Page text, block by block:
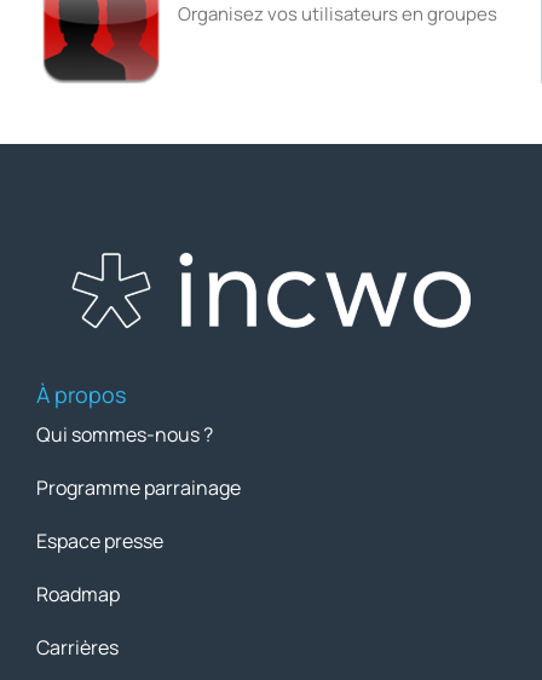
Organisez vos utilisateurs en groupes
À propos
Qui sommes-nous ?
Programme parrainage
Espace presse
Roadmap
Carrières